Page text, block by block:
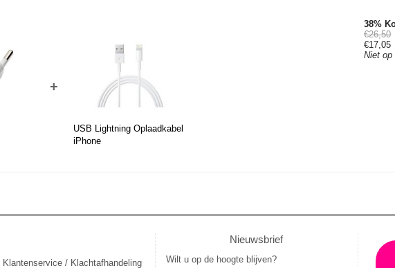
+
USB Lightning Oplaadkabel
iPhone
38%
€26,50
€17,05
Niet op
/ Klachtafhandeling
Nieuwsbrief
Wilt u op de hoogte blijven?